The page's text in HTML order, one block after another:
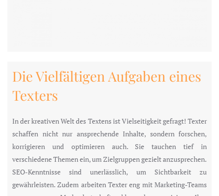
Die Vielfältigen Aufgaben eines
Texters
In der kreativen Welt des Textens ist Vielseitigkeit gefragt! Texter
schaffen nicht nur ansprechende Inhalte, sondern forschen,
korrigieren und optimieren auch. Sie tauchen tief in
verschiedene Themen ein, um Zielgruppen gezielt anzusprechen.
SEO-Kenntnisse sind unerlässlich, um Sichtbarkeit zu
gewährleisten. Zudem arbeiten Texter eng mit Marketing-Teams